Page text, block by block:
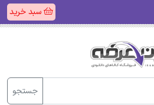
سبد خرید
جستجو